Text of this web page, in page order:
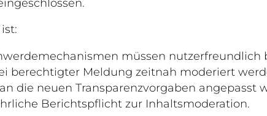
müssen nutzerfreundlich
berechtigter Meldung zeitnah moderiert
die neuen Transparenzvorgaben angepasst
Berichtspflicht zur Inhaltsmoderation.